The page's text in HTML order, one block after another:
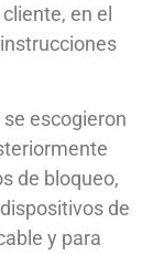
en el
escogieron
de bloqueo,
de
y para